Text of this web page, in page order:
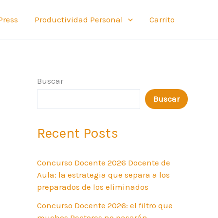
Productividad Personal Carrito
Buscar
Buscar
Recent Posts
Concurso Docente 2026 Docente de
Aula: la estrategia que separa a los
preparados de los eliminados
Concurso Docente 2026: el filtro que